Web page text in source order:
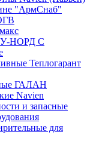
"АрмСнаб"
НОРД С
Теплогарант
ГАЛАН
Navien
и запасные
для